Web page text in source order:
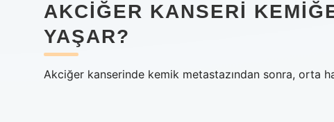
AKCIĞER KANSERI
YAŞAR?
Akciğer kanserinde kemik metastazından sonra, orta